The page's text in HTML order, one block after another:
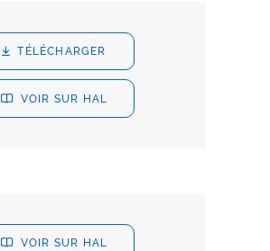
TÉLÉCHARGER
VOIR SUR HAL
VOIR SUR HAL